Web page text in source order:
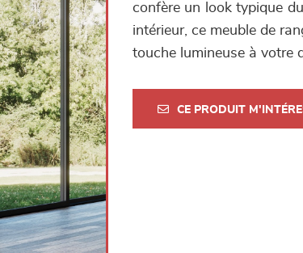
confère un look typique
intérieur, ce meuble de
touche lumineuse à votre
CE PRODUIT